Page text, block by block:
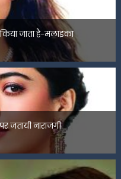
जाता है-मलाइका
जतायी नाराजगी